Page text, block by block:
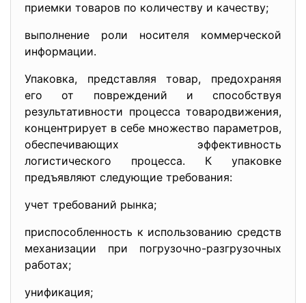
приемки товаров по количеству и качеству;
выполнение роли носителя коммерческой
информации.
Упаковка, представляя товар, предохраняя
его от повреждений и способствуя
результативности процесса товародвижения,
концентрирует в себе множество параметров,
обеспечивающих эффективность
логистического процесса. К упаковке
предъявляют следующие требования:
учет требований рынка;
приспособленность к использованию средств
механизации при погрузочно-разгрузочных
работах;
унификация;